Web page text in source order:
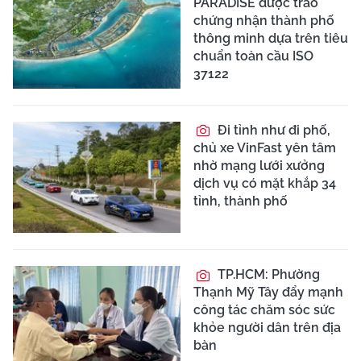
chứng nhận thành phố
thông minh dựa trên tiêu
chuẩn toàn cầu ISO
37122
Đi tỉnh như đi phố,
chủ xe VinFast yên tâm
nhờ mạng lưới xưởng
dịch vụ có mặt khắp 34
tỉnh, thành phố
TP.HCM: Phường
Thạnh Mỹ Tây đẩy mạnh
công tác chăm sóc sức
khỏe người dân trên địa
bàn